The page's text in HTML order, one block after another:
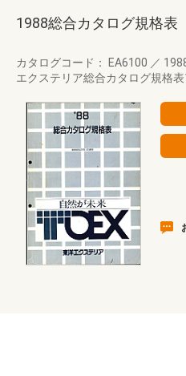
1988総合カタログ規格表
カタログコード： EA6100 ／
エクステリア総合カタログ規格表